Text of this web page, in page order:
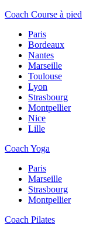
Coach Course à pied
Paris
Bordeaux
Nantes
Marseille
Toulouse
Lyon
Strasbourg
Montpellier
Nice
Lille
Coach Yoga
Paris
Marseille
Strasbourg
Montpellier
Coach Pilates